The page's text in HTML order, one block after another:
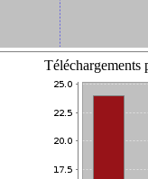
Téléchargements